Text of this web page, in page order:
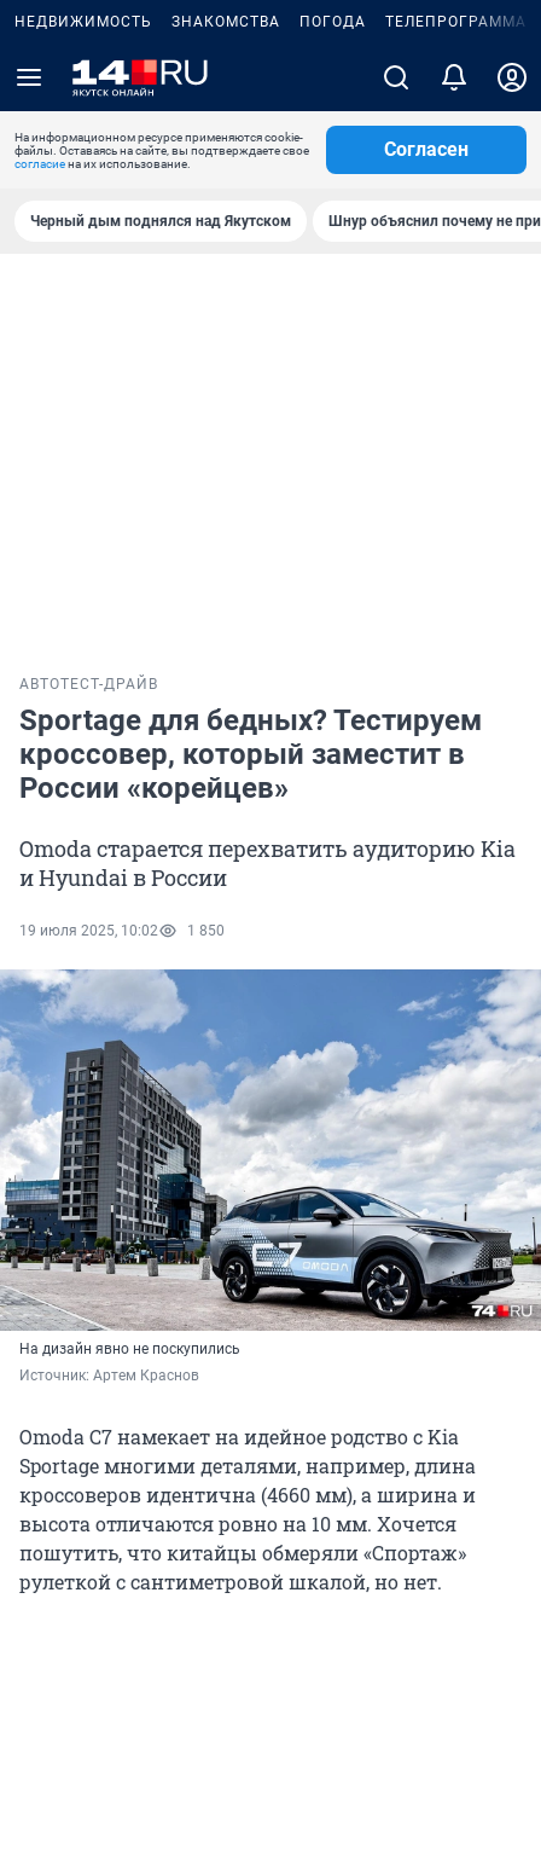
НЕДВИЖИМОСТЬ ЗНАКОМСТВА ПОГОДА ТЕЛЕПРОГРАММА
На информационном ресурсе применяются cookie-
файлы. Оставаясь на сайте, вы подтверждаете свое
согласиена их использование.
Согласен
Черный дым поднялся над Якутском Шнур объяснил почему не
АВТОТЕСТ-ДРАЙВ
Sportage для бедных? Тестируем
кроссовер, который заместит в
России «корейцев»
Omoda старается перехватить аудиторию Kia
и Hyundai в России
19 июля 2025, 10:02 1 850
На дизайн явно не поскупились
Источник: Артем Краснов
Omoda C7 намекает на идейное родство с Kia
Sportage многими деталями, например, длина
кроссоверов идентична (4660 мм), а ширина и
высота отличаются ровно на 10 мм. Хочется
пошутить, что китайцы обмеряли «Спортаж»
рулеткой с сантиметровой шкалой, но нет.